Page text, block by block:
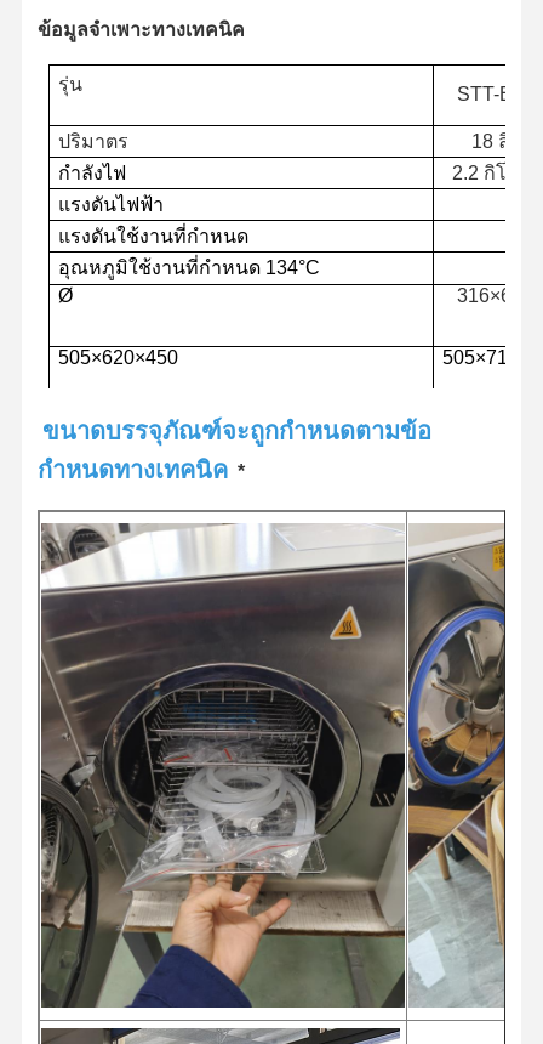
เครื่องฆ่าเชื้ออ๊อกไซด์เอธีเลน
เครื่องฆ่าเชื้อเภสัชกรรม
เครื่องล้างและฆ่าเชื้ออัตโนมัติ
อุปกรณ์ CSSD
อุปกรณ์บำบัดน้ำ
ตู้ทำให้แห้ง
อุปกรณ์ห้องปฏิบัติการ
ข้อมูลจำเพาะทางเทคนิค
รุ่น STT-
ปริมาตร
18 ลิตร
กำลังไฟ
2.2 กิโลวั
แรงดันไฟฟ้า
แรงดันใช้งานที่กำหนด
อุณหภูมิใช้งานที่กำหนด 134°C
Ø
316×615
505×620×450
670×560×510 760×560×510
บรรจุภัณฑ์และการจัดส่ง
บรรจุภัณ
ป้องกันการ
สะเทือนระ
มืออาชีพ
ปกป้อง
อุปกรณ์จ
ความเสียห
ระหว่างก
ขนส่งระหว่
ประเทศ
ขนาดบรรจุภัณฑ์จะถูกกำหนดตามข้อ
กำหนดทางเทคนิค*